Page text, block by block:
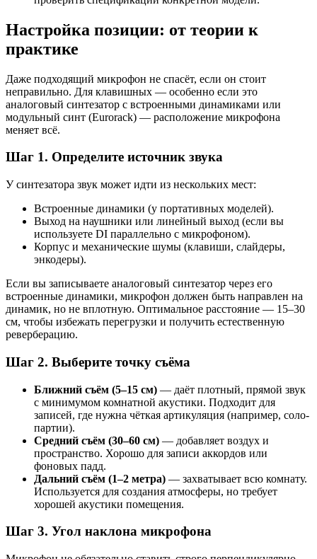
Настройка позиции: от теории к
практике
Даже подходящий микрофон не спасёт, если он стоит
неправильно. Для клавишных — особенно если это
аналоговый синтезатор с встроенными динамиками или
модульный синт (Eurorack) — расположение микрофона
меняет всё.
Шаг 1. Определите источник звука
У синтезатора звук может идти из нескольких мест:
Встроенные динамики (у портативных моделей).
Выход на наушники или линейный выход (если вы
используете DI параллельно с микрофоном).
Корпус и механические шумы (клавиши, слайдеры,
энкодеры).
Если вы записываете аналоговый синтезатор через его
встроенные динамики, микрофон должен быть направлен на
динамик, но не вплотную. Оптимальное расстояние — 15–30
см, чтобы избежать перегрузки и получить естественную
реверберацию.
Шаг 2. Выберите точку съёма
Ближний съём (5–15 см) — даёт плотный, прямой звук
с минимумом комнатной акустики. Подходит для
записей, где нужна чёткая артикуляция (например, соло-
партии).
Средний съём (30–60 см) — добавляет воздух и
пространство. Хорошо для записи аккордов или
фоновых падд.
Дальний съём (1–2 метра) — захватывает всю комнату.
Используется для создания атмосферы, но требует
хорошей акустики помещения.
Шаг 3. Угол наклона микрофона